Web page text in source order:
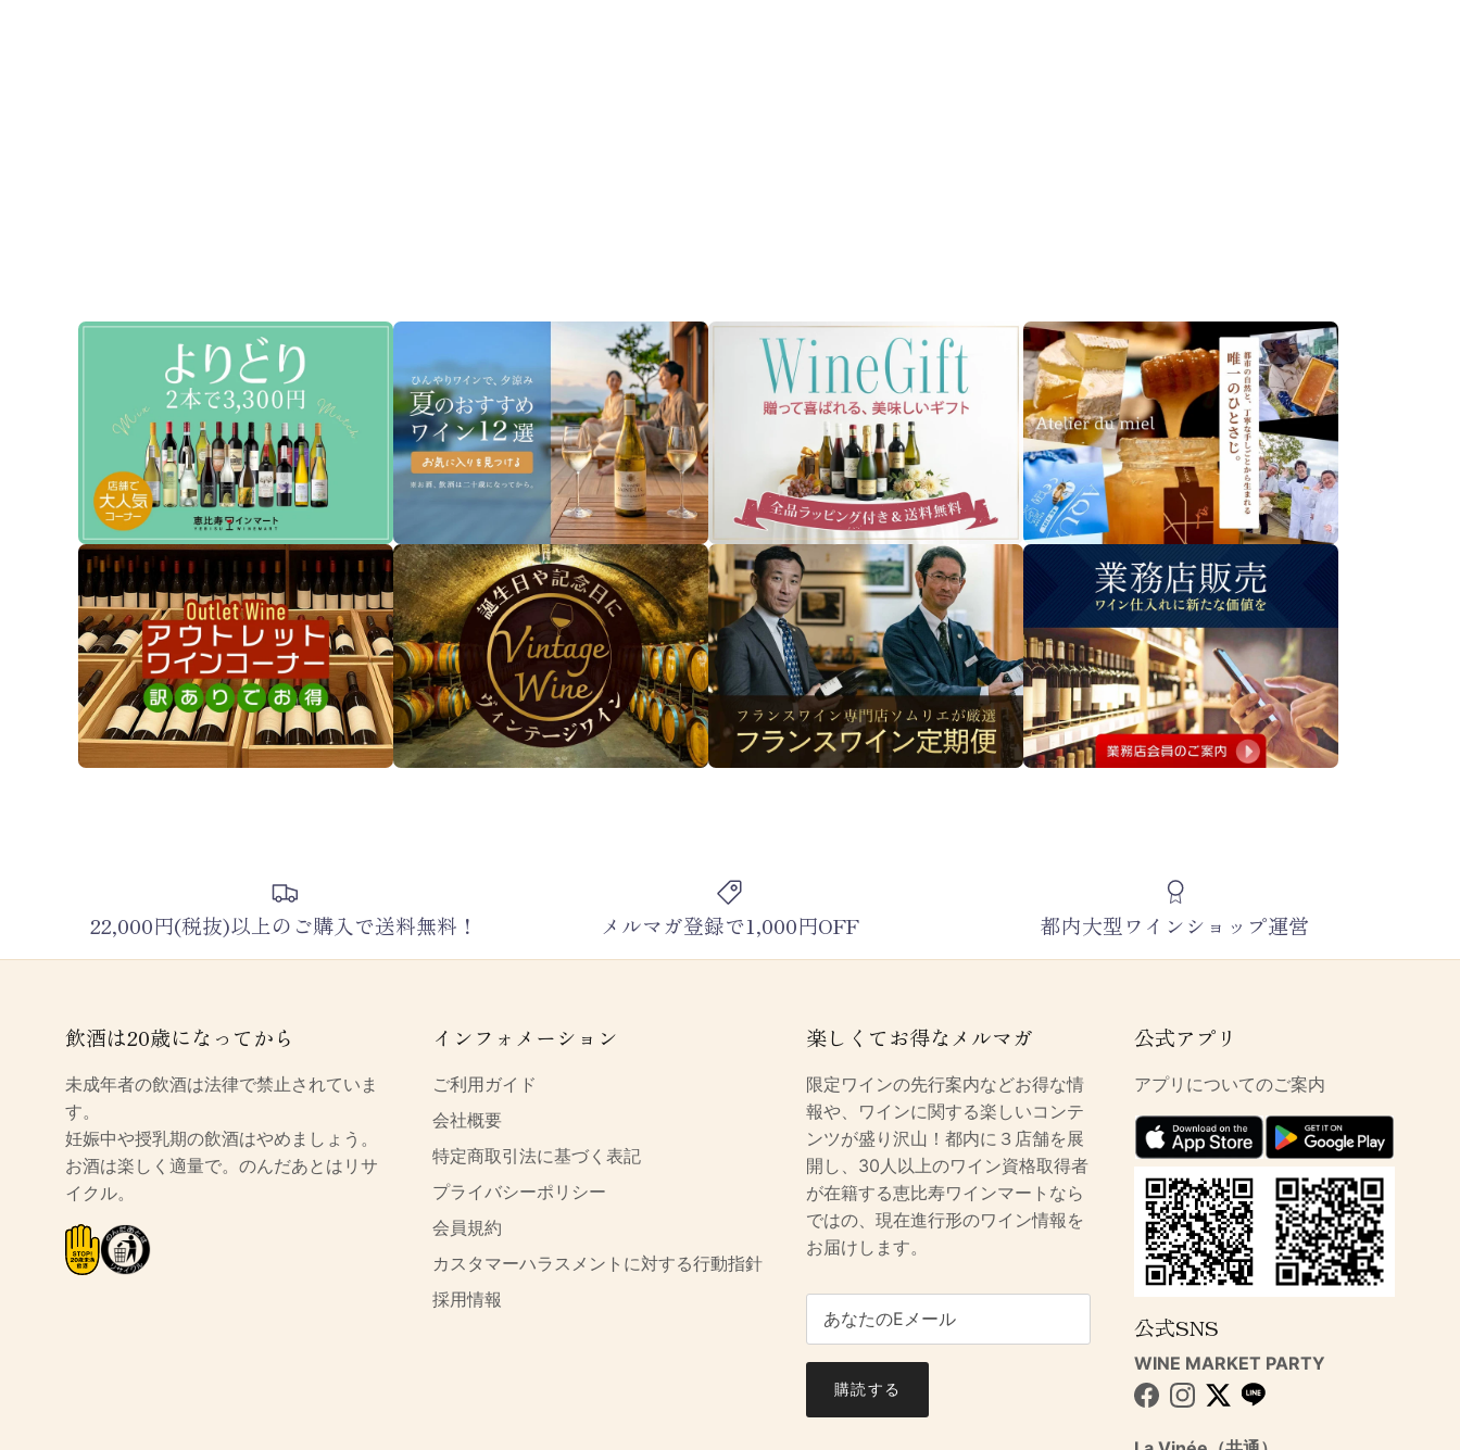
22,000円(税抜)以上のご購入で送料無料！ メルマガ登録で1,000円OFF 都内大型ワインショップ運営
飲酒は20歳になってから
未成年者の飲酒は法律で禁止されていま
す。
妊娠中や授乳期の飲酒はやめましょう。
お酒は楽しく適量で。のんだあとはリサ
イクル。
インフォメーション
ご利用ガイド
会社概要
特定商取引法に基づく表記
プライバシーポリシー
会員規約
カスタマーハラスメントに対する行動指針
採用情報
楽しくてお得なメルマガ
限定ワインの先行案内などお得な情
報や、ワインに関する楽しいコンテ
ンツが盛り沢山！都内に３店舗を展
開し、30人以上のワイン資格取得者
が在籍する恵比寿ワインマートなら
ではの、現在進行形のワイン情報を
お届けします。
購読する
公式アプリ
アプリについてのご案内
公式SNS
WINE MARKET PARTY
Facebook
Instagram
Twitter